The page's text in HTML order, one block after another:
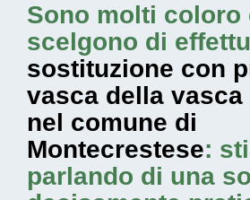
Sono molti coloro
scelgono di
sostituzione con
vasca della vasca
nel comune di
Montecrestese:
parlando di una